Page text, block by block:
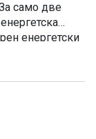
само две
енергетски
и
со европските